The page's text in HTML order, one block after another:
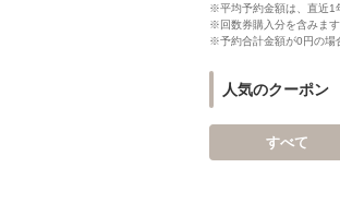
※平均予約金額は、直近1
※回数券購入分を含みます
※予約合計金額が0円の場
人気のクーポン
すべて